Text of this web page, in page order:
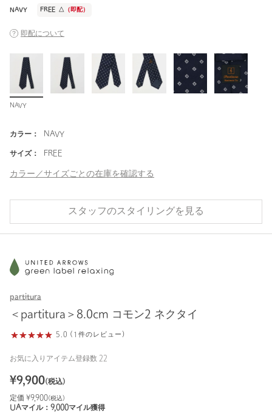
NAVY FREE △ （即配）
即配について
NAVY
カラー： NAVY
サイズ： FREE
カラー／サイズごとの在庫を確認する
スタッフのスタイリングを見る
partitura
＜partitura＞8.0cm コモン2 ネクタイ
5.0 (1件のレビュー)
お気に入りアイテム登録数 22
¥9,900(税込)
定価 ¥9,900(税込)
UAマイル： 9,000マイル獲得